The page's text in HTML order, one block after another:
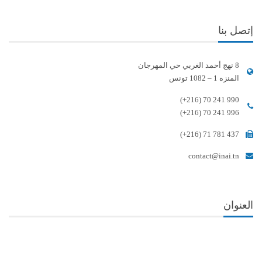
إتصل بنا
8 نهج أحمد الغربي حي المهرجان
المنزه 1 – 1082 تونس
(+216) 70 241 990
(+216) 70 241 996
(+216) 71 781 437
contact@inai.tn
العنوان